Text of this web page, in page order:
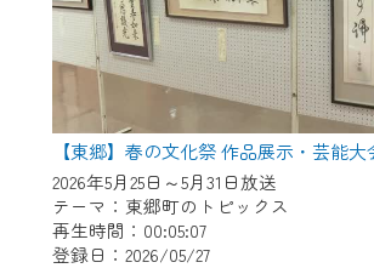
【東郷】春の文化祭 作品展示・芸能大
2026年5月25日～5月31日放送
テーマ：東郷町のトピックス
再生時間：00:05:07
登録日：2026/05/27